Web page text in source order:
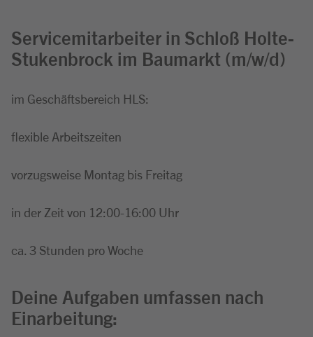
Servicemitarbeiter in Schloß Holte-
Stukenbrock im Baumarkt (m/w/d)
im Geschäftsbereich HLS:
flexible Arbeitszeiten
vorzugsweise Montag bis Freitag
in der Zeit von 12:00-16:00 Uhr
ca. 3 Stunden pro Woche
Deine Aufgaben umfassen nach
Einarbeitung: